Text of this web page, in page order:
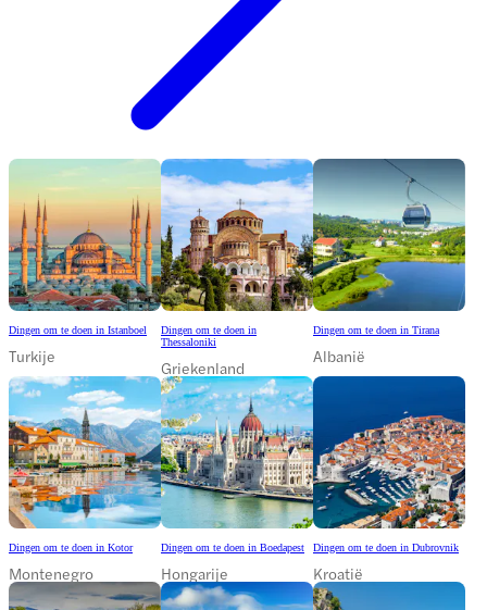
Dingen om te doen in Istanboel
Turkije
Dingen om te doen in
Thessaloniki
Griekenland
Dingen om te doen in Tirana
Albanië
Dingen om te doen in Kotor
Montenegro
Dingen om te doen in Boedapest
Hongarije
Dingen om te doen in Dubrovnik
Kroatië